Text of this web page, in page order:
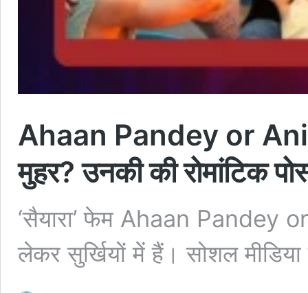
Ahaan Pandey or Anit
मुहर? उनकी की रोमांटिक
‘सैयारा’ फेम Ahaan Pandey
लेकर सुर्खियों में हैं। सोशल